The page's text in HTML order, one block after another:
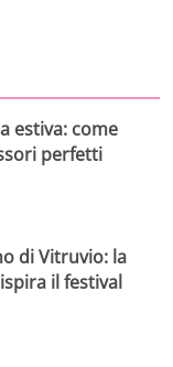
estiva: come
perfetti
di Vitruvio: la
il festival